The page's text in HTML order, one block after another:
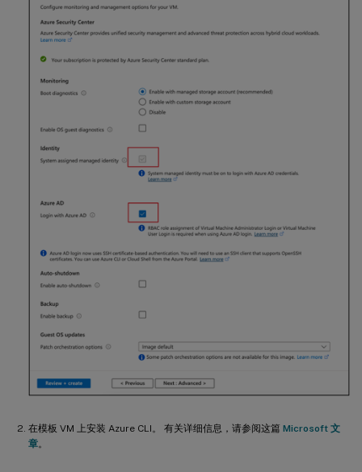
在模板 VM 上安装 Azure CLI。 有关详细信息，请参阅这篇 Microsoft 文
章。